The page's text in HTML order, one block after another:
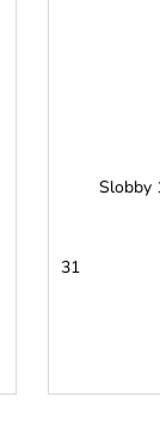
Slobby
31